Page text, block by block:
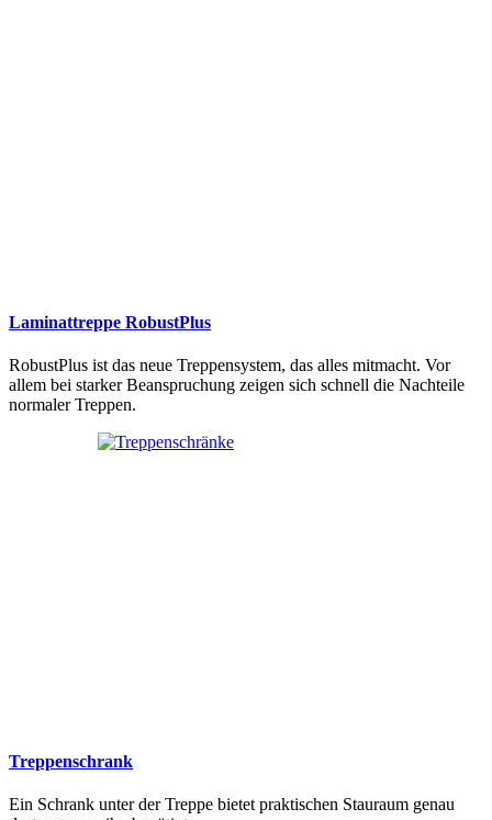
Laminattreppe RobustPlus
RobustPlus ist das neue Treppensystem, das alles mitmacht. Vor
allem bei starker Beanspruchung zeigen sich schnell die Nachteile
normaler Treppen.
Treppenschrank
Ein Schrank unter der Treppe bietet praktischen Stauraum genau